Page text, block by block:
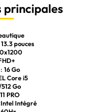
principales
13.3 pouces
16 Go
Core i5
Go
PRO
Intel Intégré